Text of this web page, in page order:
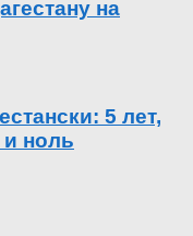
на
5 лет,
и ноль